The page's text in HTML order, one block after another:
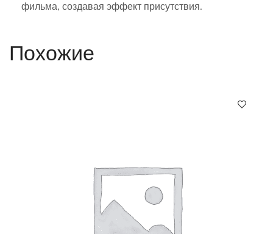
фильма, создавая эффект присутствия.
Похожие